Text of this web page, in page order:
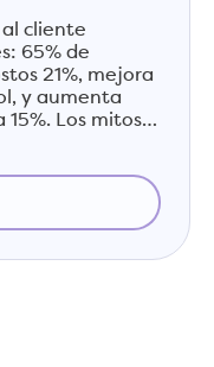
cliente
65% de
21%, mejora
y aumenta
Los mitos